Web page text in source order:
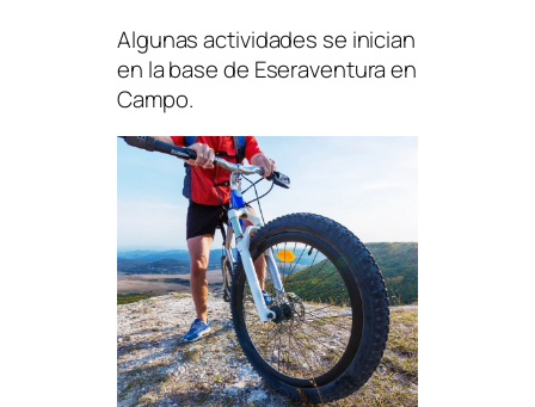
Algunas actividades se inician
en la base de Eseraventura en
Campo.